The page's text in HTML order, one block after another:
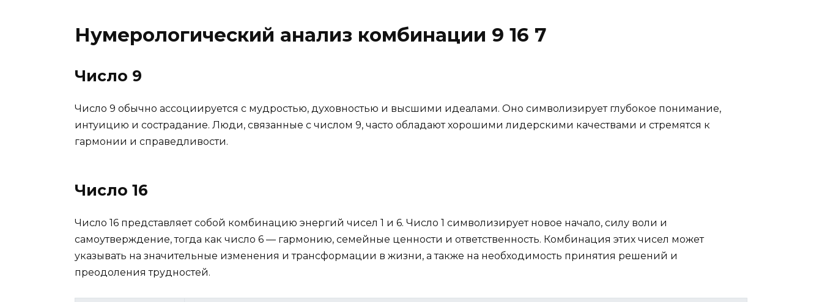
Нумерологический анализ комбинации 9 16 7
Число 9
Число 9 обычно ассоциируется с мудростью, духовностью и высшими идеалами. Оно символизирует глубокое понимание,
интуицию и сострадание. Люди, связанные с числом 9, часто обладают хорошими лидерскими качествами и стремятся к
гармонии и справедливости.
Число 16
Число 16 представляет собой комбинацию энергий чисел 1 и 6. Число 1 символизирует новое начало, силу воли и
самоутверждение, тогда как число 6 — гармонию, семейные ценности и ответственность. Комбинация этих чисел может
указывать на значительные изменения и трансформации в жизни, а также на необходимость принятия решений и
преодоления трудностей.